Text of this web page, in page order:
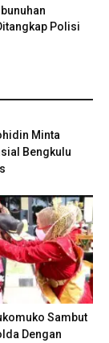
Polisi
Minta
Bengkulu
Sambut
Dengan